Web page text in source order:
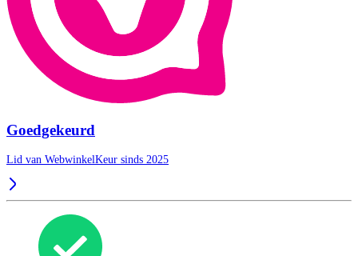
Goedgekeurd
Lid van WebwinkelKeur sinds 2025